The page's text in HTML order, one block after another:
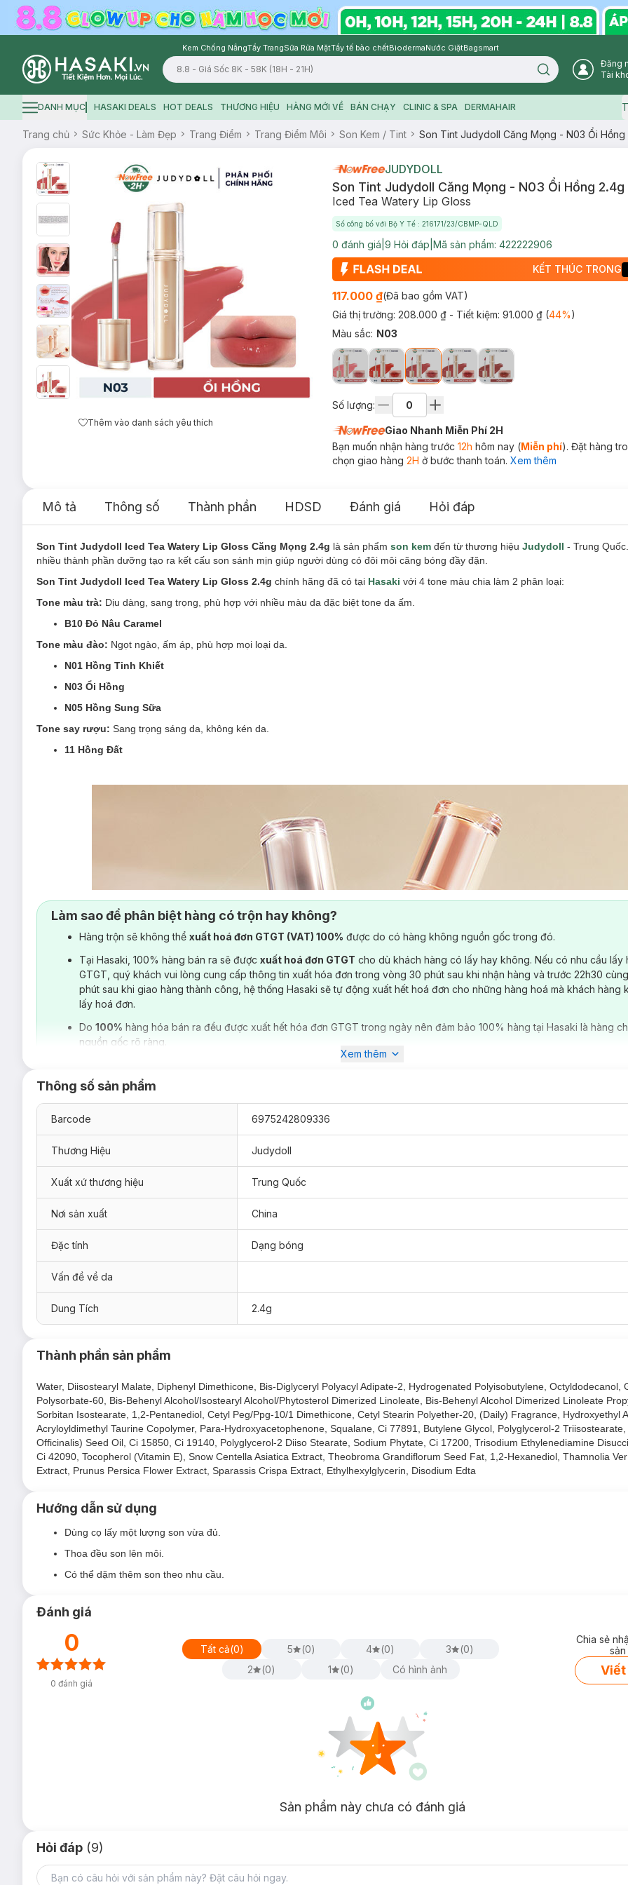
Kem Chống NắngTẩy TrangSữa Rửa MặtTẩy tế bào chếtBiodermaNước GiặtBagsmart
Logo
Search icon
Đăng
Tài
Hamburger icon
DANH MỤC HASAKI DEALS HOT DEALS THƯƠNG HIỆU HÀNG MỚI VỀ BÁN CHẠY CLINIC & SPA DERMAHAIR
Trang chủ Sức Khỏe - Làm Đẹp Trang Điểm Trang Điểm Môi Son Kem / Tint Son Tint Judydoll Căng Mọng - N03 Ổi Hồng
Thêm vào danh sách yêu thích
JUDYDOLL
Son Tint Judydoll Căng Mọng - N03 Ổi Hồng 2.4g
Iced Tea Watery Lip Gloss
Số công bố với Bộ Y Tế : 216171/23/CBMP-QLD
0 đánh giá 9 Hỏi đáp Mã sản phẩm: 422222906
KẾT THÚC TRONG
117.000 ₫(Đã bao gồm VAT)
Giá thị trường: 208.000 ₫ - Tiết kiệm: 91.000 ₫(44%)
Màu sắc: N03
Số lượng:
Giao Nhanh Miễn Phí 2H
Bạn muốn nhận hàng trước 12h hôm nay (Miễn phí). Đặt hàng
chọn giao hàng 2H ở bước thanh toán. Xem thêm
Mô tả Thông số Thành phần HDSD Đánh giá Hỏi đáp
Son Tint Judydoll Iced Tea Watery Lip Gloss Căng Mọng 2.4g là sản phẩm son kem đến từ thương hiệu Judydoll - Trung
nhiều thành phần dưỡng tạo ra kết cấu son sánh mịn giúp người dùng có đôi môi căng bóng đầy đặn.
Son Tint Judydoll Iced Tea Watery Lip Gloss 2.4g chính hãng đã có tại Hasaki với 4 tone màu chia làm 2 phân loại:
Tone màu trà: Dịu dàng, sang trọng, phù hợp với nhiều màu da đặc biệt tone da ấm.
B10 Đỏ Nâu Caramel
Tone màu đào: Ngọt ngào, ấm áp, phù hợp mọi loại da.
N01 Hồng Tinh Khiết
N03 Ổi Hồng
N05 Hồng Sung Sữa
Tone say rượu: Sang trọng sáng da, không kén da.
11 Hồng Đất
Ưu thế nổi bật của Son Tint Judydoll Iced Tea Watery Lip Gloss:
Chất son bóng mỏng nhẹ, mềm môi. Sau khi trôi lớp bóng sẽ để lại lớp tint siêu lì, giúp đôi môi trông căng mọng & tự nhiên
Ngay lập tức hô biến đôi môi thành môi thạch thủy tinh tươi sáng, trong trẻo và ngọt ngào.
Lớp son set vào môi nhanh chóng, như được xăm lên môi, màu sắc và độ lên màu được giữ nguyên, không trôi dính.
Không nặng môi, không tạo cảm giác kết dính khó chịu trên môi.
Đầu cọ tam giác cải tiến độc đáo, giúp việc thoa son dễ dàng hơn với độ chính xác cao.
Giúp dưỡng ẩm mịn môi, không chất bảo quản an toàn với người dùng.
Làm sao để phân biệt hàng có trộn hay không?
Hàng trộn sẽ không thể xuất hoá đơn GTGT (VAT) 100% được do có hàng không nguồn gốc trong đó.
Tại Hasaki, 100% hàng bán ra sẽ được xuất hoá đơn GTGT cho dù khách hàng có lấy hay không. Nếu có nhu cầu lấy
GTGT, quý khách vui lòng cung cấp thông tin xuất hóa đơn trong vòng 30 phút sau khi nhận hàng và trước 22h30
phút sau khi giao hàng thành công, hệ thống Hasaki sẽ tự động xuất hết hoá đơn cho những hàng hoá mà khách hàng
lấy hoá đơn.
Do 100% hàng hóa bán ra đều được xuất hết hóa đơn GTGT trong ngày nên đảm bảo 100% hàng tại Hasaki là hàng
nguồn gốc rõ ràng.
Xem thêm
Thông số sản phẩm
Barcode 6975242809336
Thương Hiệu Judydoll
Xuất xứ thương hiệu Trung Quốc
Nơi sản xuất China
Đặc tính Dạng bóng
Vấn đề về da
Dung Tích 2.4g
Thành phần sản phẩm
Water, Diisostearyl Malate, Diphenyl Dimethicone, Bis-Diglyceryl Polyacyl Adipate-2, Hydrogenated Polyisobutylene, Octyldodecanol,
Polysorbate-60, Bis-Behenyl Alcohol/Isostearyl Alcohol/Phytosterol Dimerized Linoleate, Bis-Behenyl Alcohol Dimerized Linoleate
Sorbitan Isostearate, 1,2-Pentanediol, Cetyl Peg/Ppg-10/1 Dimethicone, Cetyl Stearin Polyether-20, (Daily) Fragrance, Hydroxyethyl
Acryloyldimethyl Taurine Copolymer, Para-Hydroxyacetophenone, Squalane, Ci 77891, Butylene Glycol, Polyglycerol-2
Officinalis) Seed Oil, Ci 15850, Ci 19140, Polyglycerol-2 Diiso Stearate, Sodium Phytate, Ci 17200, Trisodium Ethylenediamine
Ci 42090, Tocopherol (Vitamin E), Snow Centella Asiatica Extract, Theobroma Grandiflorum Seed Fat, 1,2-Hexanediol, Thamnolia
Extract, Prunus Persica Flower Extract, Sparassis Crispa Extract, Ethylhexylglycerin, Disodium Edta
Hướng dẫn sử dụng
Dùng cọ lấy một lượng son vừa đủ.
Thoa đều son lên môi.
Có thể dặm thêm son theo nhu cầu.
Đánh giá
0
0 đánh giá
Tất cả(0) 5 (0) 4 (0) 3 (0)
2
(0) 1 (0) Có hình ảnh
Chia sẻ
Viết
Sản phẩm này chưa có đánh giá
Hỏi đáp (9)